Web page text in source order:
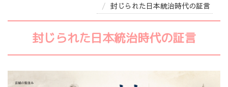
封じられた日本統治時代の証言
封じられた日本統治時代の証言